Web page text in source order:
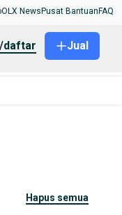
OLX News Pusat Bantuan FAQ
daftar Jual
hapus semua